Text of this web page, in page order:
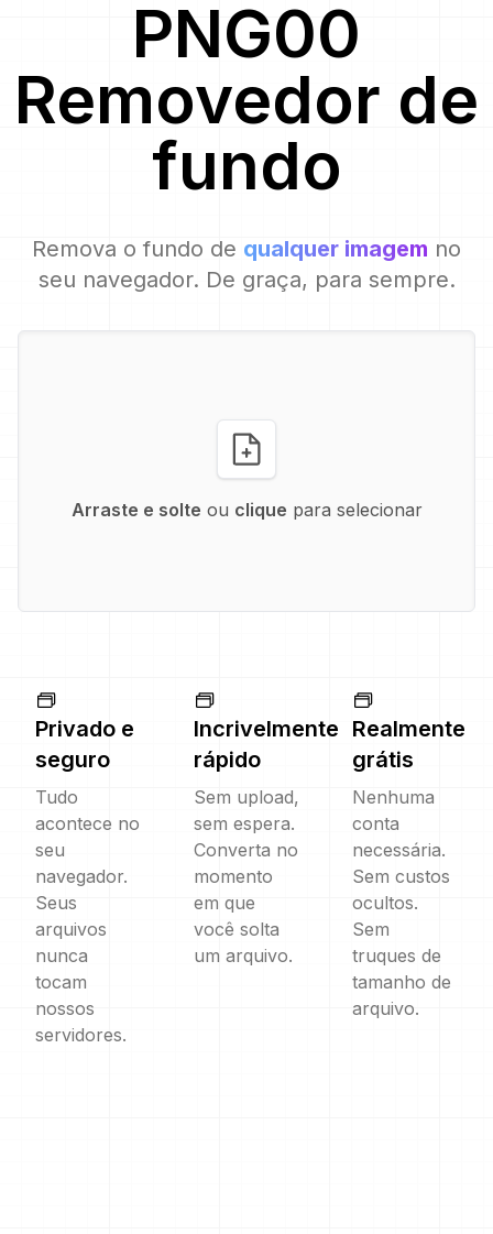
PNG00
Removedor de
fundo
Remova o fundo de qualquer imagem no
seu navegador. De graça, para sempre.
Arraste e solte ou clique para selecionar
Privado e
seguro
Tudo
acontece no
seu
navegador.
Seus
arquivos
nunca
tocam
nossos
servidores.
Incrivelmente
rápido
Sem upload,
sem espera.
Converta no
momento
em que
você solta
um arquivo.
Realmente
grátis
Nenhuma
conta
necessária.
Sem custos
ocultos.
Sem
truques de
tamanho de
arquivo.